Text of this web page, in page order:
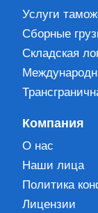
Услуги
Сборные
Складская
Компания
О нас
Наши лица
Политика
Лицензии